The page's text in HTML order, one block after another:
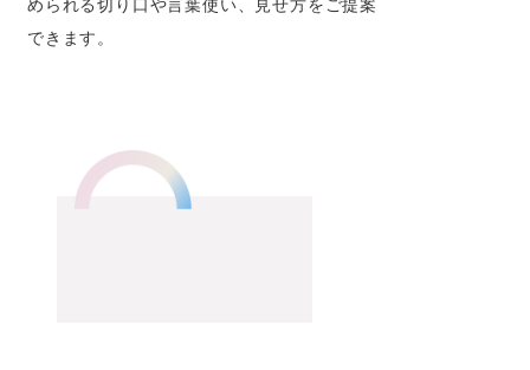
められる切り口や言葉使い、見せ方をご提案
できます。